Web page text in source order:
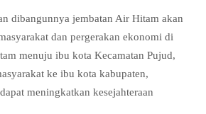
dibangunnya jembatan Air Hitam akan
dan pergerakan ekonomi di
menuju ibu kota Kecamatan Pujud,
ke ibu kota kabupaten,
meningkatkan kesejahteraan